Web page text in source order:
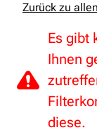
Zurück zu
Es gibt
Ihnen
diese.